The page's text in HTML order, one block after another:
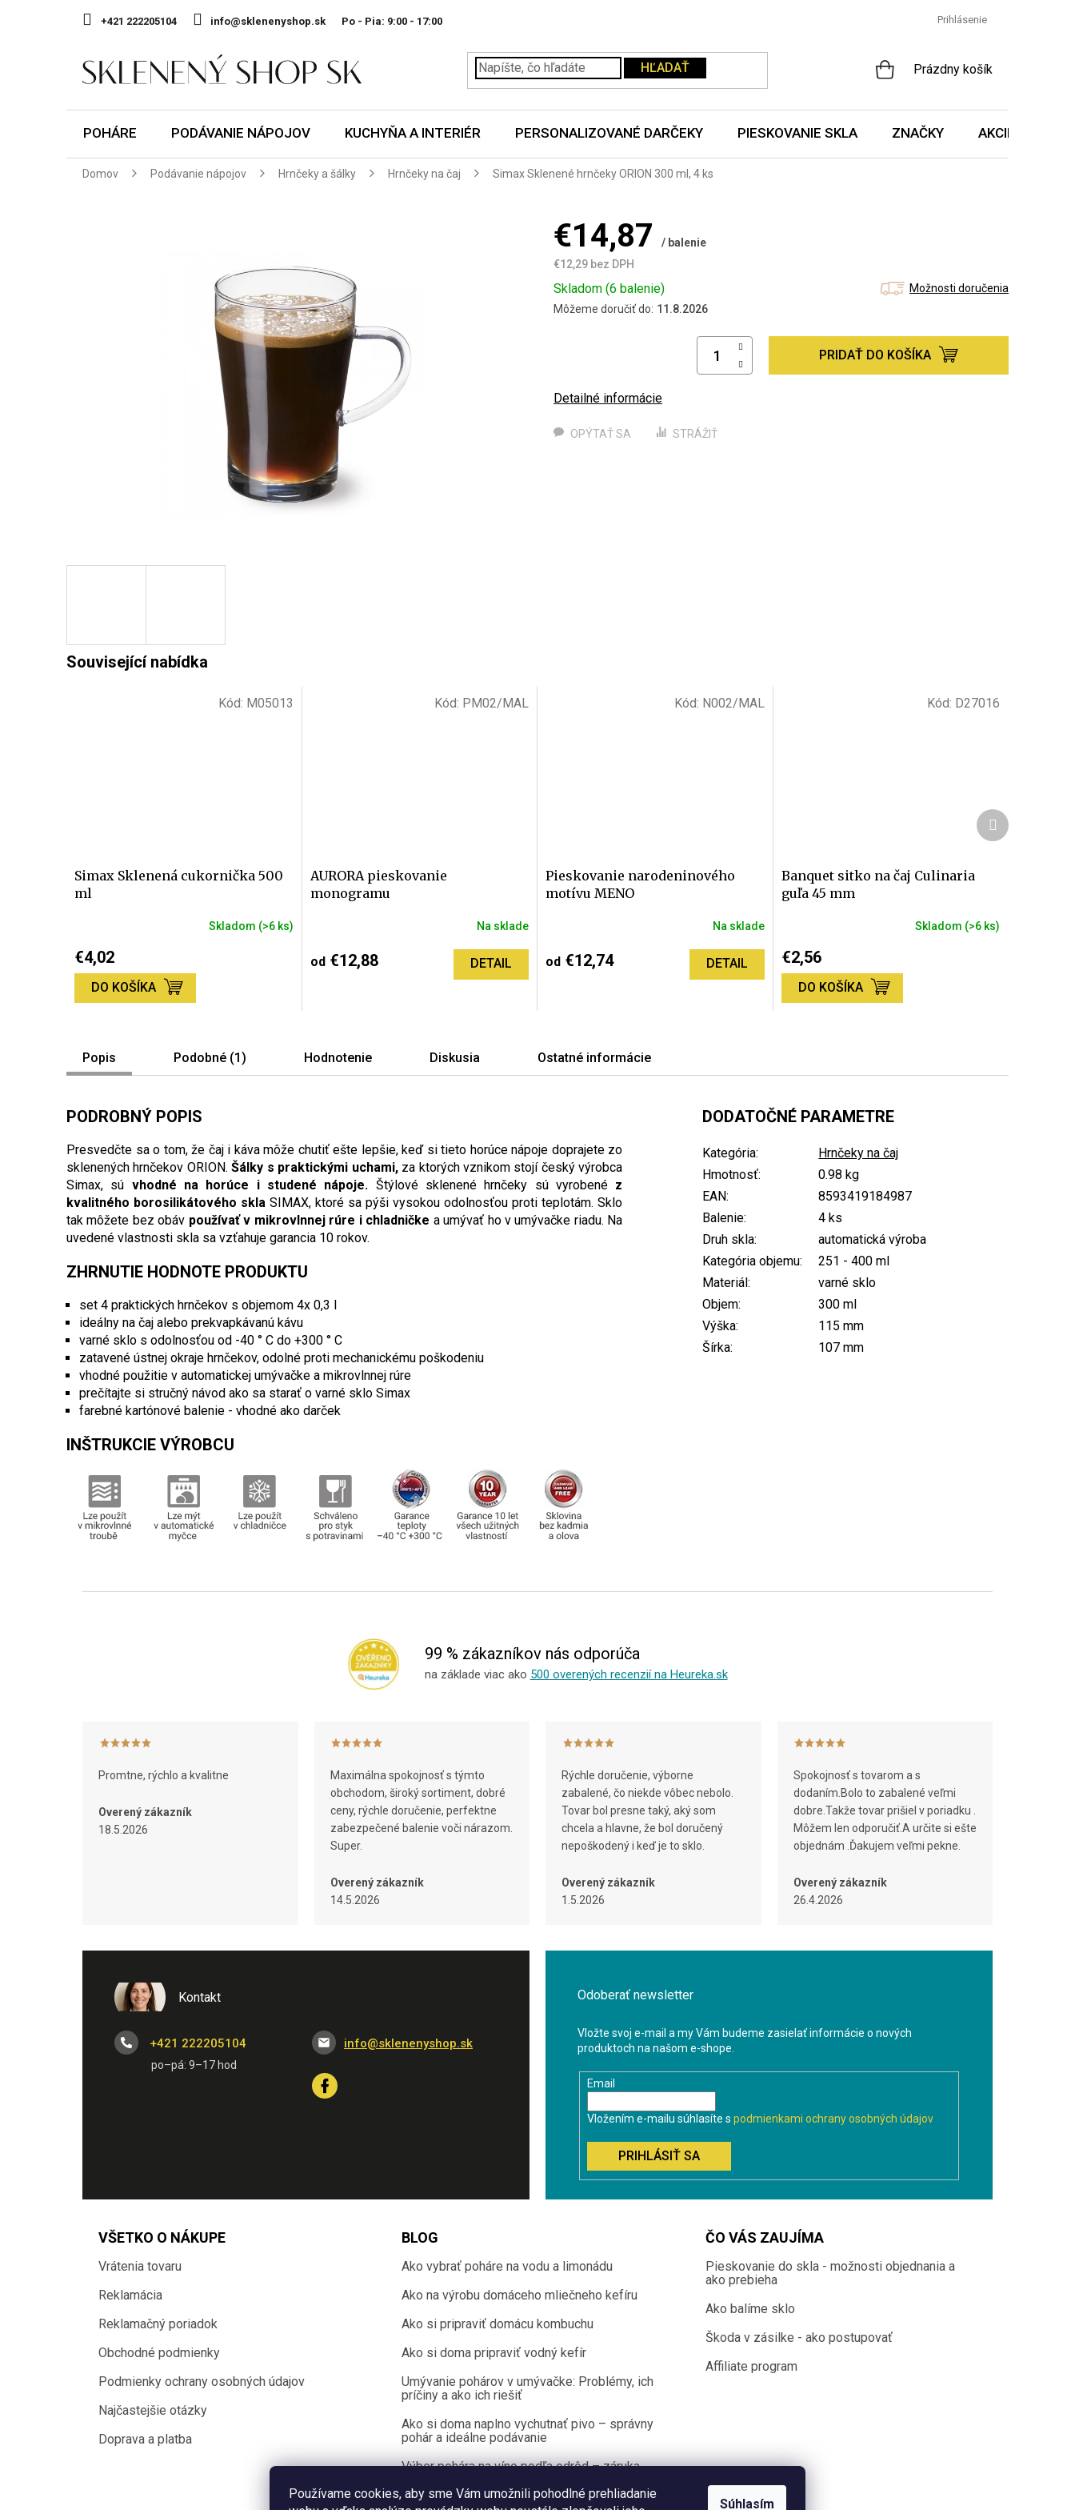
Používame cookies, aby sme Vám umožnili pohodlné prehliadanie
Súhlasím
+421 222205104 info@sklenenyshop.sk Po - Pia: Prihlásenie
HĽADAŤ
NÁKUPNÝ
Prázdny košík
POHÁRE PODÁVANIE NÁPOJOV KUCHYŇA A INTERIÉR PERSONALIZOVANÉ DARČEKY PIESKOVANIE SKLA ZNAČKY AKCIE A
Domov Podávanie nápojov Hrnčeky a šálky Hrnčeky na čaj Simax Sklenené hrnčeky ORION 300 ml, 4 ks
€14,87
/ balenie
€12,29 bez DPH
Jednotková
cena:
Skladom (6 balenie)
Môžeme doručiť do: 11.8.2026
Možnosti doručenia
PRIDAŤ DO KOŠÍKA
Detailné informácie
OPÝTAŤ SA STRÁŽIŤ
Simax Sklenená cukornička 500
ml
produktu
5,0
hviezdičiek.
Skladom (>6 ks)
€4,02
DO KOŠÍKA
Kód: M05013
AURORA pieskovanie
monogramu
produktu
hviezdičiek.
Na sklade
od€12,88 DETAIL
Kód: PM02/MAL
Pieskovanie narodeninového
motívu MENO
Na sklade
od €12,74 DETAIL
Kód: N002/MAL
Banquet sitko na čaj Culinaria
guľa 45 mm
Skladom (>6 ks)
€2,56
DO KOŠÍKA
Kód: D27016
Ďalší
produkt
Popis Podobné (1) Hodnotenie Diskusia Ostatné informácie
PODROBNÝ POPIS
Presvedčte sa o tom, že čaj i káva môže chutiť ešte lepšie, keď si tieto horúce nápoje doprajete zo
sklenených hrnčekov ORION.Šálky s praktickými uchami,za ktorých vznikom stojí český výrobca
Simax, sú vhodné na horúce i studené nápoje. Štýlové sklenené hrnčeky sú vyrobené z
kvalitného borosilikátového skla SIMAX, ktoré sa pýši vysokou odolnosťou proti teplotám. Sklo
tak môžete bez obáv používať v mikrovlnnej rúre i chladničke a umývať ho v umývačke riadu. Na
uvedené vlastnosti skla sa vzťahuje garancia 10 rokov.
ZHRNUTIE HODNOTE PRODUKTU
set 4 praktických hrnčekov s objemom 4x 0,3 l
ideálny na čaj alebo prekvapkávanú kávu
varné sklo s odolnosťou od -40 ° C do +300 ° C
zatavené ústnej okraje hrnčekov, odolné proti mechanickému poškodeniu
vhodné použitie v automatickej umývačke a mikrovlnnej rúre
prečítajte si stručný návod ako sa starať o varné sklo Simax
farebné kartónové balenie - vhodné ako darček
INŠTRUKCIE VÝROBCU
DODATOČNÉ PARAMETRE
Kategória:
Hrnčeky na čaj
Hmotnosť:
0.98 kg
EAN:
8593419184987
Balenie:
4 ks
Druh skla:
automatická výroba
Kategória objemu:
251 - 400 ml
Materiál:
varné sklo
Objem:
300 ml
Výška:
115 mm
Šírka: 107 mm
99 % zákazníkov nás odporúča
na základe viac ako 500 overených recenzií na Heureka.sk
Promtne, rýchlo a kvalitne
Overený zákazník
18.5.2026
Maximálna spokojnosť s týmto
obchodom, široký sortiment, dobré
ceny, rýchle doručenie, perfektne
zabezpečené balenie voči nárazom.
Super.
Overený zákazník
14.5.2026
Rýchle doručenie, výborne
zabalené, čo niekde vôbec nebolo.
Tovar bol presne taký, aký som
chcela a hlavne, že bol doručený
nepoškodený i keď je to sklo.
Overený zákazník
1.5.2026
Spokojnosť s tovarom a s
dodaním.Bolo to zabalené veľmi
dobre.Takže tovar prišiel v poriadku .
Môžem len odporučiť.A určite si ešte
objednám .Ďakujem veľmi pekne.
Overený zákazník
26.4.2026
Kontakt
info@sklenenyshop.sk
+421 222205104
Odoberať newsletter
Vložte svoj e-mail a my Vám budeme zasielať informácie o nových
produktoch na našom e-shope.
Email
Vložením e-mailu súhlasíte s podmienkami ochrany osobných údajov
PRIHLÁSIŤ SA
VŠETKO O NÁKUPE
Vrátenia tovaru
Reklamácia
Reklamačný poriadok
Obchodné podmienky
Podmienky ochrany osobných údajov
Najčastejšie otázky
Doprava a platba
BLOG
Ako vybrať poháre na vodu a limonádu
Ako na výrobu domáceho mliečneho kefíru
Ako si pripraviť domácu kombuchu
Ako si doma pripraviť vodný kefír
Umývanie pohárov v umývačke: Problémy, ich
príčiny a ako ich riešiť
Ako si doma naplno vychutnať pivo – správny
pohár a ideálne podávanie
Výber pohára na víno podľa odrôd – záruka
ČO VÁS ZAUJÍMA
Pieskovanie do skla - možnosti objednania a
ako prebieha
Ako balíme sklo
Škoda v zásilke - ako postupovať
Affiliate program